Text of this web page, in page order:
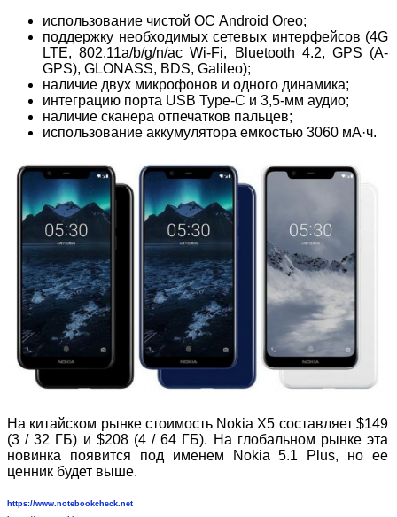
использование чистой ОС Android Oreo;
поддержку необходимых сетевых интерфейсов (4G
LTE, 802.11a/b/g/n/ac Wi-Fi, Bluetooth 4.2, GPS (A-
GPS), GLONASS, BDS, Galileo);
наличие двух микрофонов и одного динамика;
интеграцию порта USB Type-C и 3,5-мм аудио;
наличие сканера отпечатков пальцев;
использование аккумулятора емкостью 3060 мА·ч.
На китайском рынке стоимость Nokia X5 составляет $149
(3 / 32 ГБ) и $208 (4 / 64 ГБ). На глобальном рынке эта
новинка появится под именем Nokia 5.1 Plus, но ее
ценник будет выше.
https://www.notebookcheck.net